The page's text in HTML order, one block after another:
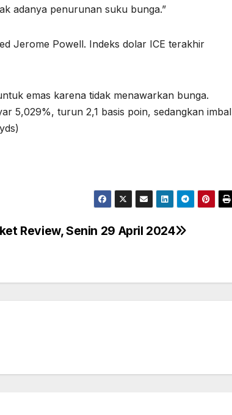
adanya penurunan suku bunga.”
Jerome Powell. Indeks dolar ICE terakhir
emas karena tidak menawarkan bunga.
5,029%, turun 2,1 basis poin, sedangkan imbal
Review, Senin 29 April 2024